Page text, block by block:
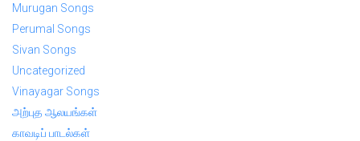
Murugan Songs
Perumal Songs
Sivan Songs
Uncategorized
Vinayagar Songs
அற்புத ஆலயங்கள்
காவடிப் பாடல்கள்